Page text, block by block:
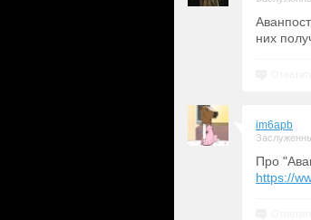
них
im6apb
Про
https://